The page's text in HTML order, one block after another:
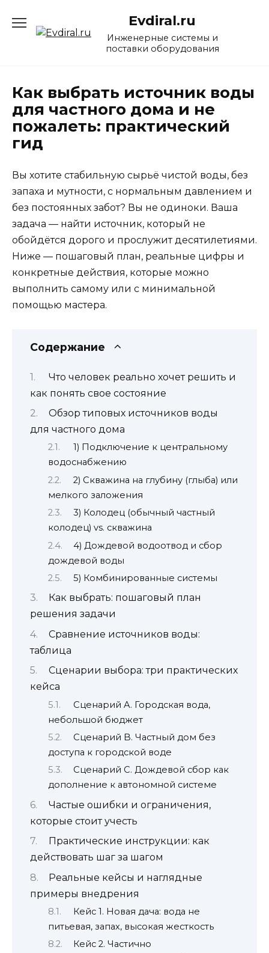
содержанию
Evdiral.ru
Инженерные системы и
поставки оборудования
Как выбрать источник воды
для частного дома и не
пожалеть: практический
гид
Вы хотите стабильную сырьё чистой воды, без
запаха и мутности, с нормальным давлением и
без постоянных забот? Вы не одиноки. Ваша
задача — найти источник, который не
обойдётся дорого и прослужит десятилетиями.
Ниже — пошаговый план, реальные цифры и
конкретные действия, которые можно
выполнить самому или с минимальной
помощью мастера.
Содержание
Что человек реально хочет решить и
как понять свое состояние
Обзор типовых источников воды
для частного дома
1) Подключение к центральному
водоснабжению
2) Скважина на глубину (глыба) или
мелкого заложения
3) Колодец (обычный частный
колодец) vs. скважина
4) Дождевой водоотвод и сбор
дождевой воды
5) Комбинированные системы
Как выбрать: пошаговый план
решения задачи
Сравнение источников воды:
таблица
Сценарии выбора: три практических
кейса
Сценарий A. Городская вода,
небольшой бюджет
Сценарий B. Частный дом без
доступа к городской воде
Сценарий C. Дождевой сбор как
дополнение к автономной системе
Частые ошибки и ограничения,
которые стоит учесть
Практические инструкции: как
действовать шаг за шагом
Реальные кейсы и наглядные
примеры внедрения
Кейс 1. Новая дача: вода не
питьевая, запах, высокая жесткость
Кейс 2. Частично